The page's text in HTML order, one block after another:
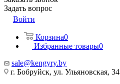
Задать вопрос
Войти
Корзина0
Избранные товары0
sale@kengyry.by
г. Бобруйск, ул. Ульяновская, 34